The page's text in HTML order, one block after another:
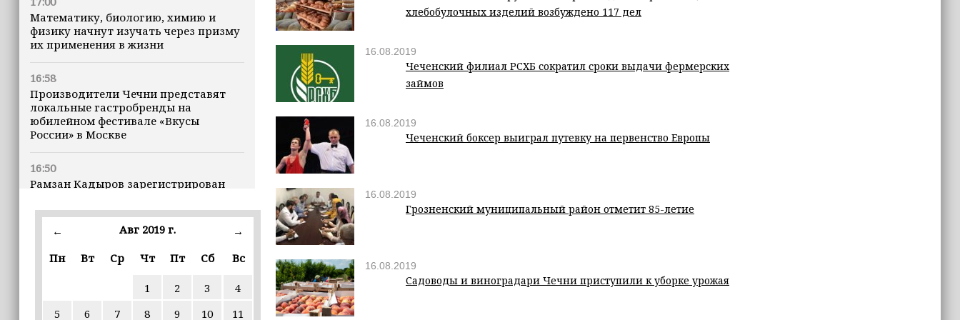
Математику, биологию, химию и
физику начнут изучать через призму
их применения в жизни
16:58
Производители Чечни представят
локальные гастробренды на
юбилейном фестивале «Вкусы
России» в Москве
16:50
Рамзан Кадыров зарегистрирован
16:47
землетрясения, рассказала
16:12
← Авг 2019 г.
→
Пн
Вт Ср Чт Пт Сб Вс
1 2 3
4
5
6 7 8 9 10 11
хлебобулочных изделий возбуждено 117 дел
16.08.2019
Чеченский филиал РСХБ сократил сроки выдачи фермерских
займов
16.08.2019
Чеченский боксер выиграл путевку на первенство Европы
16.08.2019
Грозненский муниципальный район отметит 85-летие
16.08.2019
Садоводы и виноградари Чечни приступили к уборке урожая